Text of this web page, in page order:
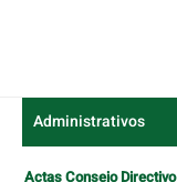
Administrativos
Actas Consejo Directivo